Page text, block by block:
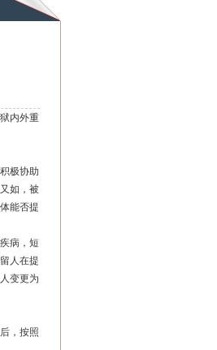
内外重
极协助
如，被
能否提
病，短
人在提
变更为
，按照